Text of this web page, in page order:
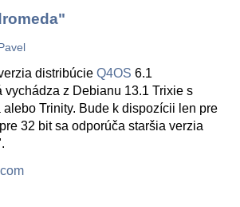
distribúcie Q4OS 6.1
vychádza z Debianu 13.1 Trixie s
Trinity. Bude k dispozícii len pre
32 bit sa odporúča staršia verzia